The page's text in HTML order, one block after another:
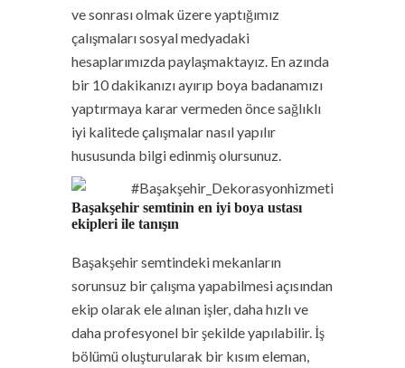
ve sonrası olmak üzere yaptığımız
çalışmaları sosyal medyadaki
hesaplarımızda paylaşmaktayız. En azında
bir 10 dakikanızı ayırıp boya badanamızı
yaptırmaya karar vermeden önce sağlıklı
iyi kalitede çalışmalar nasıl yapılır
hususunda bilgi edinmiş olursunuz.
Başakşehir semtinin en iyi boya ustası
ekipleri ile tanışın
Başakşehirsemtindeki mekanların
sorunsuz bir çalışma yapabilmesi açısından
ekip olarak ele alınan işler, daha hızlı ve
daha profesyonel bir şekilde yapılabilir. İş
bölümü oluşturularak bir kısım eleman,